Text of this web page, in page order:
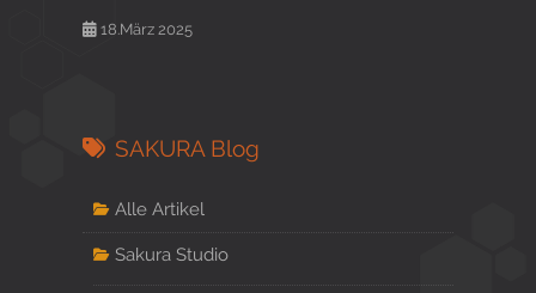
18.März 2025
SAKURA Blog
Alle Artikel
Sakura Studio